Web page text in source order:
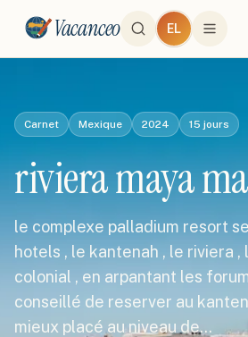
Vacanceo EL
Carnet Mexique 2024 15 jours
riviera maya
le complexe palladium resort
hotels , le kantenah , le riviera
colonial , en arpantant les
conseillé de reserver au
mieux placé au niveau de…